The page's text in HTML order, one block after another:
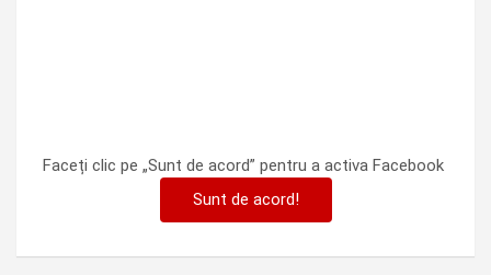
Faceți clic pe „Sunt de acord” pentru a activa Facebook
Sunt de acord!